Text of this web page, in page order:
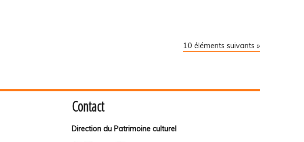
10 éléments suivants »
Contact
Direction du Patrimoine culturel